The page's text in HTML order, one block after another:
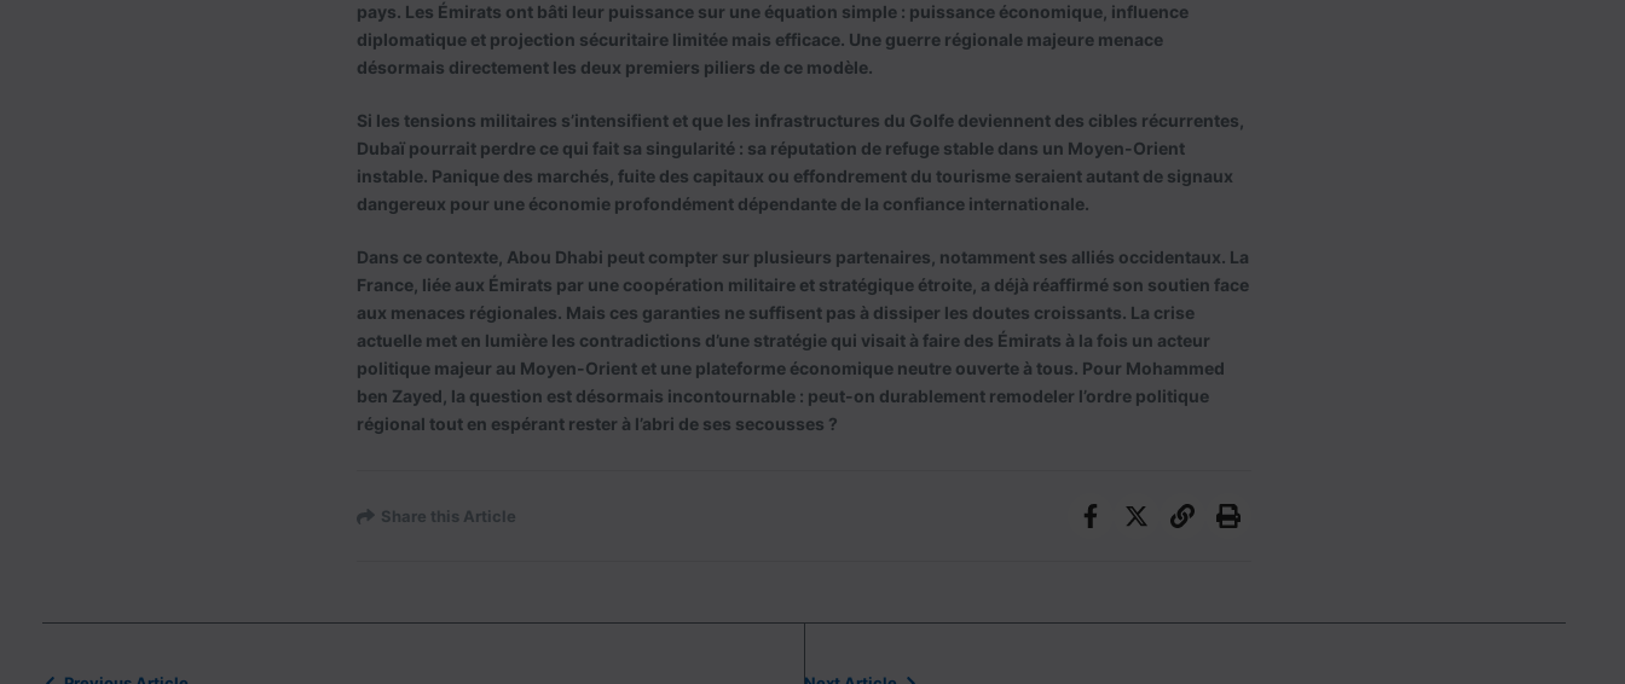
pays. Les Émirats ont bâti leur puissance sur une équation simple : puissance économique, influence
diplomatique et projection sécuritaire limitée mais efficace. Une guerre régionale majeure menace
désormais directement les deux premiers piliers de ce modèle.
Si les tensions militaires s’intensifient et que les infrastructures du Golfe deviennent des cibles récurrentes,
Dubaï pourrait perdre ce qui fait sa singularité : sa réputation de refuge stable dans un Moyen-Orient
instable. Panique des marchés, fuite des capitaux ou effondrement du tourisme seraient autant de signaux
dangereux pour une économie profondément dépendante de la confiance internationale.
Dans ce contexte, Abou Dhabi peut compter sur plusieurs partenaires, notamment ses alliés occidentaux. La
France, liée aux Émirats par une coopération militaire et stratégique étroite, a déjà réaffirmé son soutien face
aux menaces régionales. Mais ces garanties ne suffisent pas à dissiper les doutes croissants. La crise
actuelle met en lumière les contradictions d’une stratégie qui visait à faire des Émirats à la fois un acteur
politique majeur au Moyen-Orient et une plateforme économique neutre ouverte à tous. Pour Mohammed
ben Zayed, la question est désormais incontournable : peut-on durablement remodeler l’ordre politique
régional tout en espérant rester à l’abri de ses secousses ?
Share this Article